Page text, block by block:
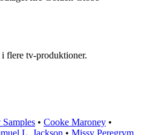
flere tv-produktioner.
• Cooke Maroney •